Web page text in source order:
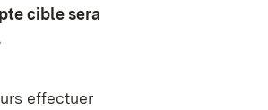
cible sera
effectuer